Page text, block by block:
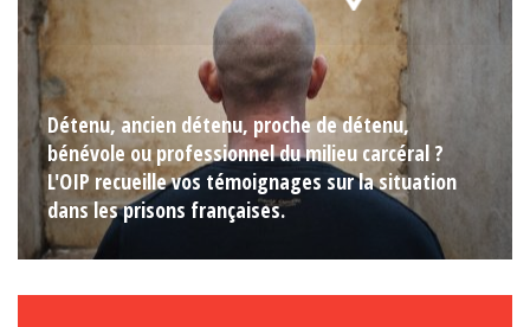
Détenu, ancien détenu, proche de détenu,
bénévole ou professionnel du milieu carcéral ?
L'OIP recueille vos témoignages sur la situation
dans les prisons françaises.